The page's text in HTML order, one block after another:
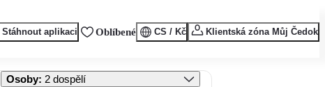
Stáhnout aplikaci Oblíbené CS / Kč Klientská zóna Můj Čedok
Osoby: 2 dospělí